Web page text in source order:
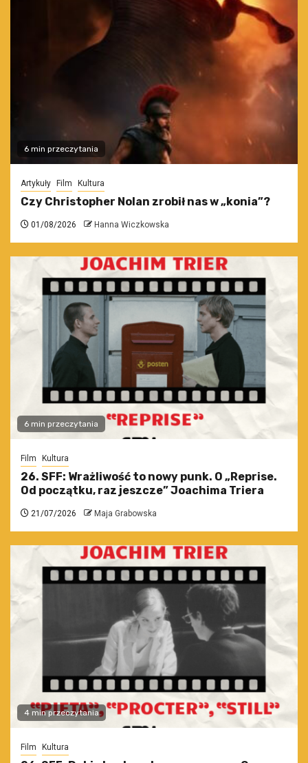
6 min przeczytania
Artykuły Film Kultura
Czy Christopher Nolan zrobił nas w „konia”?
01/08/2026 Hanna Wiczkowska
6 min przeczytania
Film Kultura
26. SFF: Wrażliwość to nowy punk. O „Reprise.
Od początku, raz jeszcze” Joachima Triera
21/07/2026 Maja Grabowska
4 min przeczytania
Film Kultura